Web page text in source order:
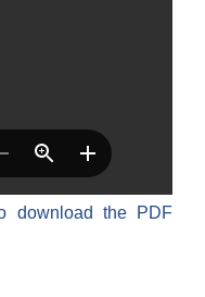
download the PDF